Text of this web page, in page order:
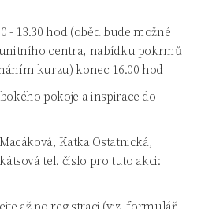
- 13.30 hod (oběd bude možné
centra, nabídku pokrmů
kurzu) konec 16.00 hod
pokoje a inspirace do
Katka Ostatnická,
tel. číslo pro tuto akci: